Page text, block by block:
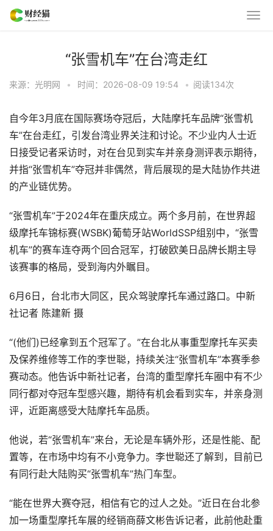
“张雪机车”在台湾走红
来源：光明网 • 时间：2026-08-09 19:54 • 阅读134次
自今年3月底在国际赛场夺冠后，大陆摩托车品牌“张雪机
车”在台走红，引发台湾业界关注和讨论。不少业内人士近
日接受记者采访时，对在台见到实车并亲身测评表示期待，
并指“张雪机车”夺冠并非偶然，背后展现的是大陆协作共进
的产业链优势。
“张雪机车”于2024年在重庆成立。两个多月前，在世界超
级摩托车锦标赛(WSBK)葡萄牙站WorldSSP组别中，“张雪
机车”的赛车连夺两个回合冠军，打破欧美日品牌长期主导
该赛事的格局，受到海内外瞩目。
6月6日，台北市大同区，民众驾驶摩托车通过路口。中新
社记者 陈建新 摄
“(他们)已经拿到五个冠军了。”在台北从事重型摩托车买卖
及保养维修等工作的李世聪，持续关注“张雪机车”本赛季参
赛动态。他告诉中新社记者，台湾的重型摩托车圈中有不少
同行都对夺冠车型感兴趣，期待有机会看到实车，并亲身测
评，近距离感受大陆摩托车品质。
他说，若“张雪机车”来台，无论是车辆外形，还是性能、配
置等，在市场中均有不小竞争力。李世聪还了解到，目前已
有同行赴大陆购买“张雪机车”热门车型。
“能在世界大赛夺冠，相信有它的过人之处。”近日在台北参
加一场重型摩托车展的经销商薛文彬告诉记者，此前他赴重